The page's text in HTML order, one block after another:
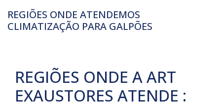
REGIÕES ONDE ATENDEMOS
CLIMATIZAÇÃO PARA GALPÕES
REGIÕES ONDE A ART
EXAUSTORES ATENDE :